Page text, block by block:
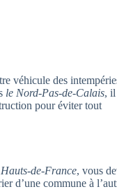
véhicule des
le Nord-Pas-de-Calais, il
pour éviter tout
Hauts-de-France, vous
d’une commune à